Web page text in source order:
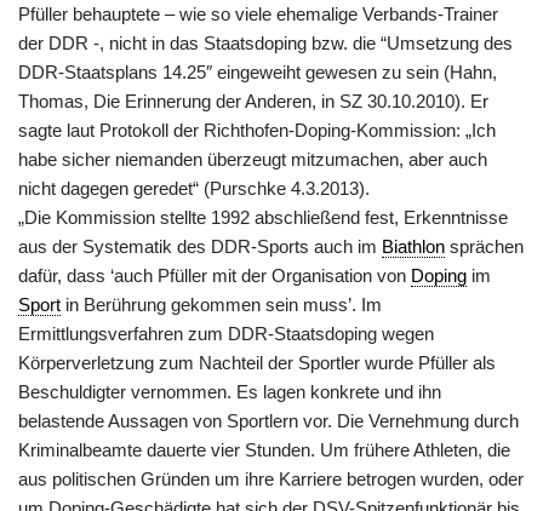
Pfüller behauptete – wie so viele ehemalige Verbands-Trainer
der DDR -, nicht in das Staatsdoping bzw. die “Umsetzung des
DDR-Staatsplans 14.25″ eingeweiht gewesen zu sein (Hahn,
Thomas, Die Erinnerung der Anderen, in SZ 30.10.2010). Er
sagte laut Protokoll der Richthofen-Doping-Kommission: „Ich
habe sicher niemanden überzeugt mitzumachen, aber auch
nicht dagegen geredet“ (Purschke 4.3.2013).
„Die Kommission stellte 1992 abschließend fest, Erkenntnisse
aus der Systematik des DDR-Sports auch im Biathlon sprächen
dafür, dass ‘auch Pfüller mit der Organisation von Doping im
Sport in Berührung gekommen sein muss’. Im
Ermittlungsverfahren zum DDR-Staatsdoping wegen
Körperverletzung zum Nachteil der Sportler wurde Pfüller als
Beschuldigter vernommen. Es lagen konkrete und ihn
belastende Aussagen von Sportlern vor. Die Vernehmung durch
Kriminalbeamte dauerte vier Stunden. Um frühere Athleten, die
aus politischen Gründen um ihre Karriere betrogen wurden, oder